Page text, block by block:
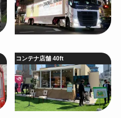
コンテナ店舗 40ft